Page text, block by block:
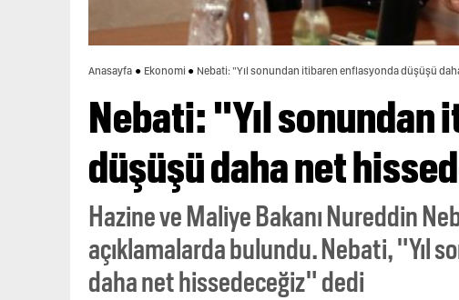
Anasayfa Ekonomi Nebati: "Yıl sonundan itibaren enflasyonda düşüşü
Nebati: "Yıl sonundan
düşüşü daha net
Hazine ve Maliye Bakanı Nureddin
açıklamalarda bulundu. Nebati, "Yıl
daha net hissedeceğiz" dedi